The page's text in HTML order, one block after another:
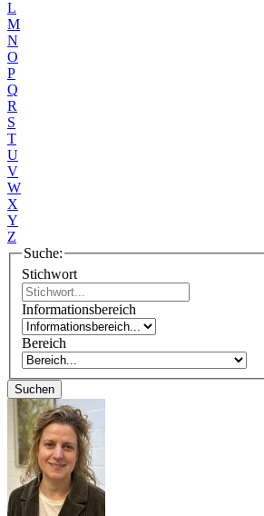
L
M
N
O
P
Q
R
S
T
U
V
W
X
Y
Z
Suche:
Stichwort
Informationsbereich
Bereich
Suchen